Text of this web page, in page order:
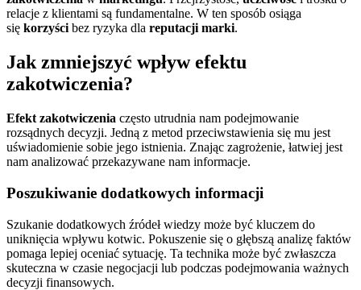
relacje z klientami są fundamentalne. W ten sposób osiąga
się korzyści bez ryzyka dla reputacji marki.
Jak zmniejszyć wpływ efektu
zakotwiczenia?
Efekt zakotwiczenia często utrudnia nam podejmowanie
rozsądnych decyzji. Jedną z metod przeciwstawienia się mu jest
uświadomienie sobie jego istnienia. Znając zagrożenie, łatwiej jest
nam analizować przekazywane nam informacje.
Poszukiwanie dodatkowych informacji
Szukanie dodatkowych źródeł wiedzy może być kluczem do
uniknięcia wpływu kotwic. Pokuszenie się o głębszą analizę faktów
pomaga lepiej oceniać sytuację. Ta technika może być zwłaszcza
skuteczna w czasie negocjacji lub podczas podejmowania ważnych
decyzji finansowych.